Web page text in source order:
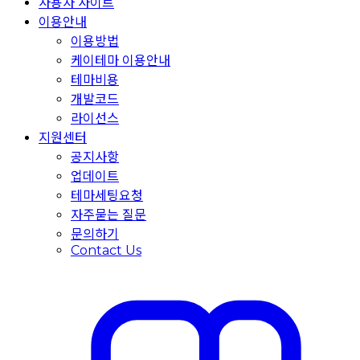
이용안내
이용방법
케이테마 이용안내
테마비용
개발코드
라이선스
지원센터
공지사항
업데이트
테마세팅요청
자주묻는 질문
문의하기
Contact Us